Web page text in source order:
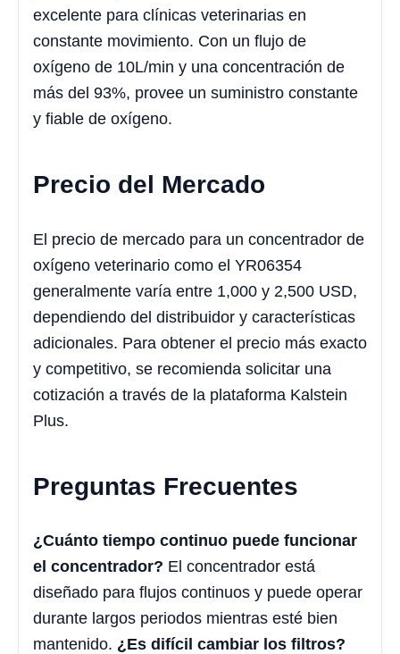
excelente para clínicas veterinarias en
constante movimiento. Con un flujo de
oxígeno de 10L/min y una concentración de
más del 93%, provee un suministro constante
y fiable de oxígeno.
Precio del Mercado
El precio de mercado para un concentrador de
oxígeno veterinario como el YR06354
generalmente varía entre 1,000 y 2,500 USD,
dependiendo del distribuidor y características
adicionales. Para obtener el precio más exacto
y competitivo, se recomienda solicitar una
cotización a través de la plataforma Kalstein
Plus.
Preguntas Frecuentes
¿Cuánto tiempo continuo puede funcionar
el concentrador? El concentrador está
diseñado para flujos continuos y puede operar
durante largos periodos mientras esté bien
mantenido. ¿Es difícil cambiar los filtros?